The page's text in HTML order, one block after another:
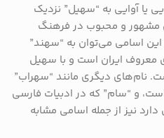
یا آوایی به “سهیل” نزدیک
مشهور و محبوب در فرهنگ
اسامی می‌توان به “سهند”
معروف ایران است و با سهیل
نام‌های دیگری مانند “سهراب”
و “سام” که در ادبیات فارسی
نیز از جمله اسامی مشابه